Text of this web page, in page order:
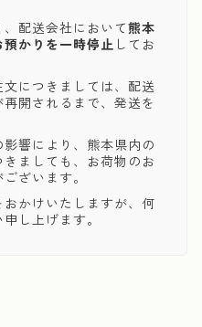
配送会社において熊本
かりを一時停止 してお
につきましては、配送
開されるまで、発送を
響により、熊本県内の
ましても、お荷物のお
ざいます。
かけいたしますが、何
し上げます。